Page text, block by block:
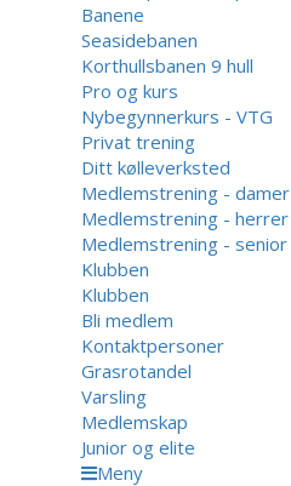
Banene
Seasidebanen
Korthullsbanen 9 hull
Pro og kurs
Nybegynnerkurs - VTG
Privat trening
Ditt kølleverksted
Medlemstrening - damer
Medlemstrening - herrer
Medlemstrening - senior
Klubben
Klubben
Bli medlem
Kontaktpersoner
Grasrotandel
Varsling
Medlemskap
Junior og elite
Meny